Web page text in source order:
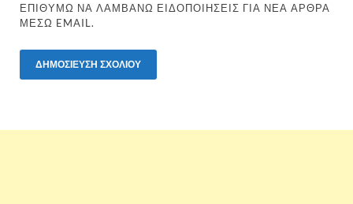
ΕΠΙΘΥΜΏ ΝΑ ΛΑΜΒΆΝΩ ΕΙΔΟΠΟΙΉΣΕΙΣ ΓΙΑ ΝΈΑ ΆΡΘΡΑ
ΜΈΣΩ EMAIL.